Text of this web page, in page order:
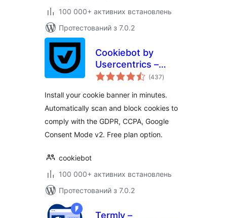
100 000+ активних встановлень
Протестований з 7.0.2
Cookiebot by
Usercentrics –
Automatic Cookie
GDPR/CCPA &
Google Consent
Mode
(437загальний
рейтинг
)
Install your cookie banner in minutes.
Automatically scan and block cookies to
comply with the GDPR, CCPA, Google
Consent Mode v2. Free plan option.
cookiebot
100 000+ активних встановлень
Протестований з 7.0.2
Termly –